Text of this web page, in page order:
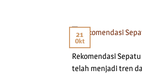
21
Okt
Rekomendasi
telah menjadi tren